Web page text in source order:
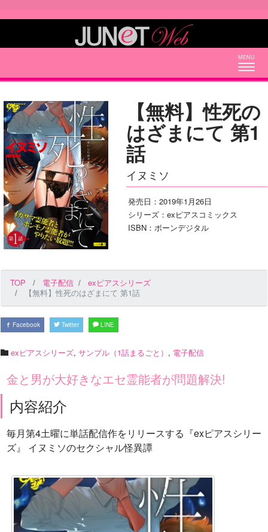
【無料】性死の
はざまにて 第1
話
イヌミソ
発売日：2019年1月26日
シリーズ：exピアスコミックス
ISBN：ボーンデジタル
TOP 電子配信
exピアスシリーズ
【無料】性死のはざまにて 第1話
Facebook Twitter LINE
exピアスシリーズ, サンプル（1話まるごと） , 電子配信
金と男が大好きなエセ霊能者が問題解決!
内容紹介
毎月第4土曜に単話配信作をリリースする『exピアスシリー
ズ』 イヌミソのセクシャル怪異譚